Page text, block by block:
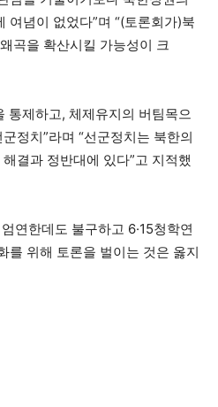
여념이 없었다”며 “(토론회가)북
곡을 확산시킬 가능성이 크
통제하고, 체제유지의 버팀목으
정치”라며 “선군정치는 북한의
결과 정반대에 있다”고 지적했
연한데도 불구하고 6·15청학연
를 위해 토론을 벌이는 것은 옳지